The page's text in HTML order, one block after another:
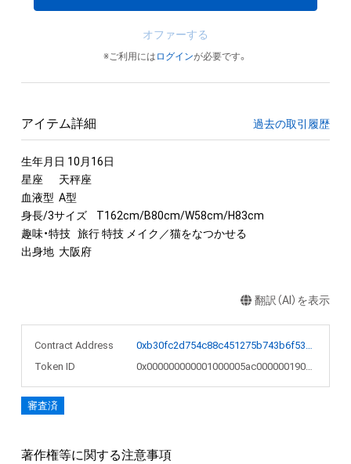
オファーする
※ご利用には ログインが必要です。
アイテム詳細 過去の取引履歴
生年月日 10月16日
星座	天秤座
血液型	A型
身長/3サイズ	T162cm/B80cm/W58cm/H83cm
趣味・特技	旅行 特技 メイク／猫をなつかせる
出身地	大阪府
翻訳（AI）を表示
Contract Address
0xb30fc2d754c88c451275b743b6f530f19f643683
Token ID
0x000000000001000005ac0000001901a2
審査済
著作権等に関する注意事項